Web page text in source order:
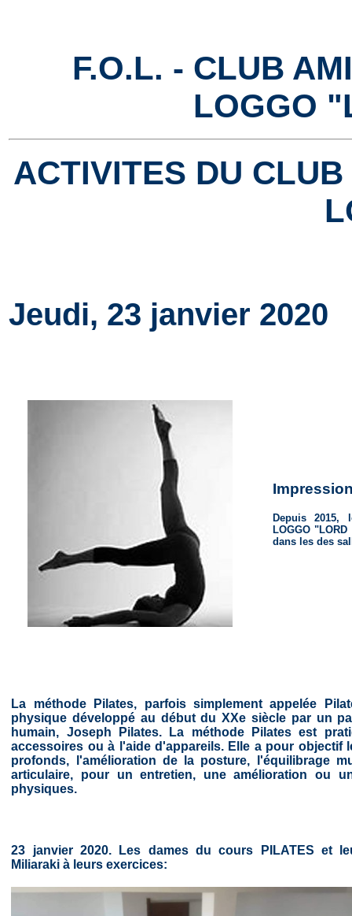
F.O.L. - CLUB
LOGGO
ACTIVITES DU
Jeudi, 23 janvier 2020
Depuis 2015,
LOGGO
dans les des
La méthode Pilates, parfois simplement appelée
physique développé au début du XXe siècle par un
humain, Joseph Pilates. La méthode Pilates est
accessoires ou à l'aide d'appareils. Elle a pour objectif
profonds, l'amélioration de la posture, l'équilibrage
articulaire, pour un entretien, une amélioration ou
physiques.
23 janvier 2020. Les dames du cours PILATES et
Miliaraki à leurs exercices: